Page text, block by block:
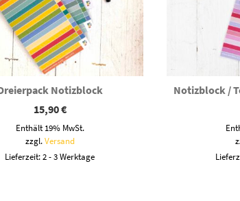
Notizblock
15,90€
Enthält 19% MwSt.
zzgl.Versand
Lieferzeit: 2 - 3 Werktage
Notizblock /